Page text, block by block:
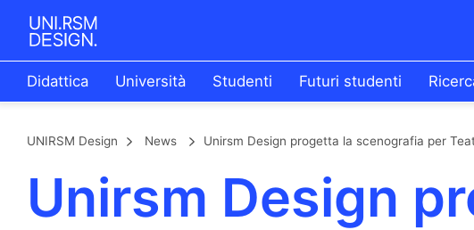
Didattica Università Studenti Futuri studenti
UNIRSM Design News Unirsm Design progetta la scenografia per
Unirsm Design